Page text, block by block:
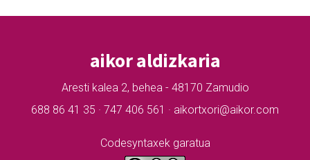
aikor aldizkaria
Aresti kalea 2, behea - 48170 Zamudio
688 86 41 35 · 747 406 561 · aikortxori@aikor.com
Codesyntaxek garatua